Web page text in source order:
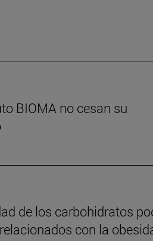
BIOMA no cesan su
de los carbohidratos
con la